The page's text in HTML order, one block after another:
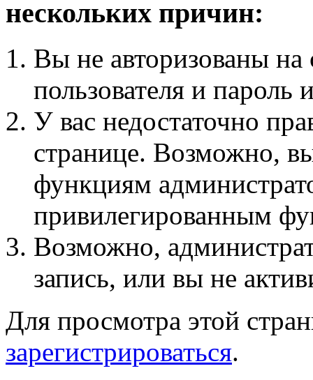
нескольких причин:
Вы не авторизованы на
пользователя и пароль
У вас недостаточно
странице. Возможно,
функциям
привилегированным
Возможно,
запись, или вы не
Для просмотра этой
зарегистрироваться.